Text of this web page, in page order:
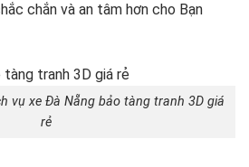
chắn và an tâm hơn cho Bạn
vụ xe Đà Nẵng bảo tàng tranh 3D giá
rẻ